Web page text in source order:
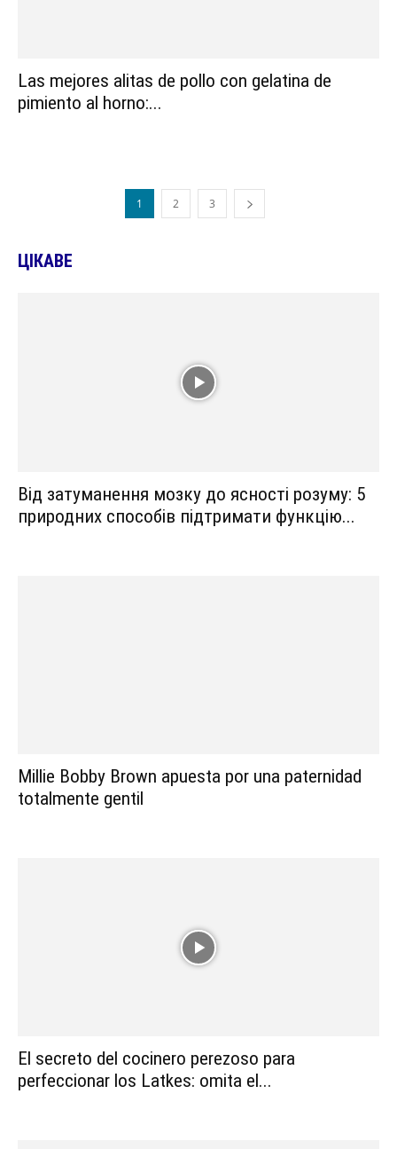
Las mejores alitas de pollo con gelatina de
pimiento al horno:...
1 2 3
ЦІКАВЕ
Від затуманення мозку до ясності розуму: 5
природних способів підтримати функцію...
Millie Bobby Brown apuesta por una paternidad
totalmente gentil
El secreto del cocinero perezoso para
perfeccionar los Latkes: omita el...